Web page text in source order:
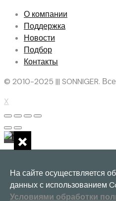
О компании
Поддержка
Новости
Подбор
Контакты
© 2010-2025 ||| SONNIGER.
X
На сайте осуществляется
данных с использованием
Условиями обработки
×